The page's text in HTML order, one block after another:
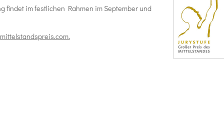
findet im festlichen Rahmen im September und